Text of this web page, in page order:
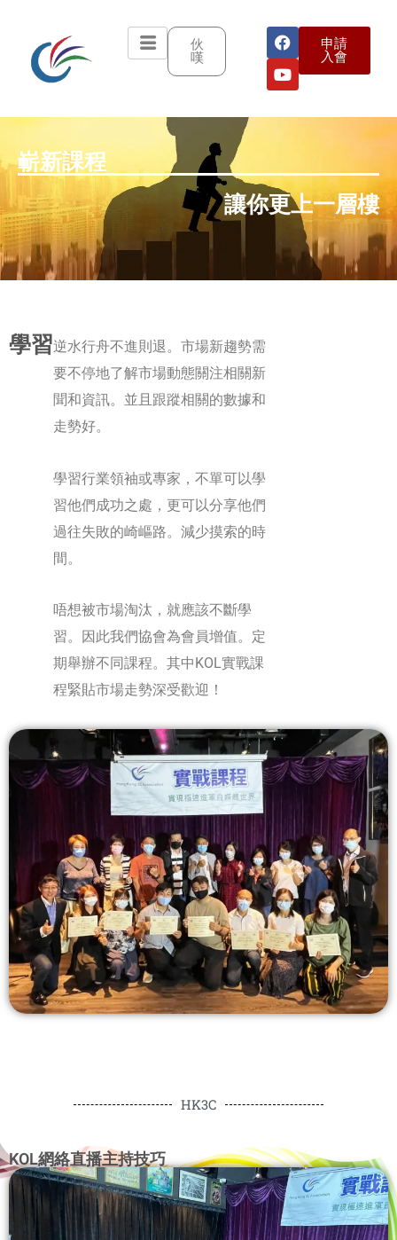
伙
嘆
申請
入會
嶄新課程
讓你更上一層樓
學習逆水行舟不進則退。市場新趨勢需
要不停地了解市場動態關注相關新
聞和資訊。並且跟蹤相關的數據和
走勢好。
學習行業領袖或專家，不單可以學
習他們成功之處，更可以分享他們
過往失敗的崎嶇路。減少摸索的時
間。
唔想被市場淘汰，就應該不斷學
習。因此我們協會為會員增值。定
期舉辦不同課程。其中KOL實戰課
程緊貼市場走勢深受歡迎！
HK3C
KOL網絡直播主持技巧